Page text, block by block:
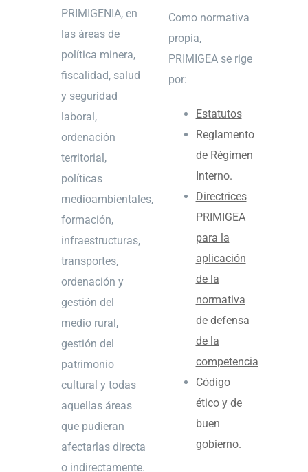
PRIMIGENIA, en
las áreas de
política minera,
fiscalidad, salud
y seguridad
laboral,
ordenación
territorial,
políticas
medioambientales,
formación,
infraestructuras,
transportes,
ordenación y
gestión del
medio rural,
gestión del
patrimonio
cultural y todas
aquellas áreas
que pudieran
afectarlas directa
o indirectamente.
Como normativa
propia,
PRIMIGEA se rige
por:
Estatutos
Reglamento
de Régimen
Interno.
Directrices
PRIMIGEA
para la
aplicación
de la
normativa
de defensa
de la
competencia
Código
ético y de
buen
gobierno.